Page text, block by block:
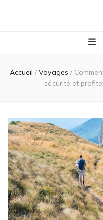
Accueil / Voyages /
sécurité et